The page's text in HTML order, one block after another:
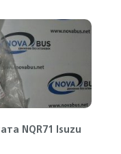
NQR71 Isuzu